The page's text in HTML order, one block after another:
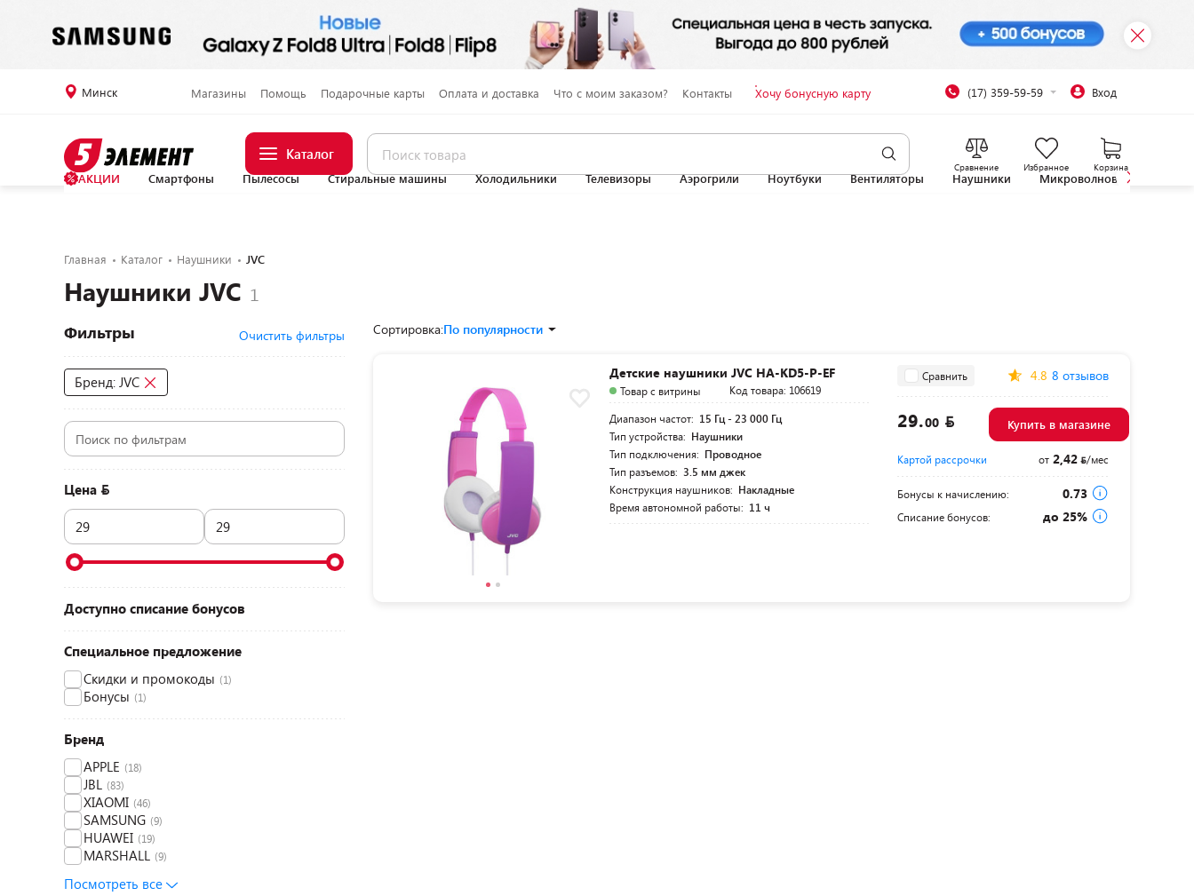
Минск Магазины Помощь Подарочные карты Оплата и доставка Что с моим заказом? Контакты Хочу бонусную карту (17) 359-59-59 Вход
Каталог
Сравнение Избранное Корзина
АКЦИИ Смартфоны Пылесосы Стиральные машины Холодильники Телевизоры Аэрогрили Ноутбуки Вентиляторы Наушники Микроволновые печи
Главная Каталог Наушники JVC
Наушники JVC
Фильтры Очистить фильтры
Бренд: JVC
Цена
Доступно списание бонусов
Специальное предложение
Скидки и промокоды (1)
Бонусы (1)
Бренд
APPLE (18)
JBL (83)
XIAOMI (46)
SAMSUNG (9)
HUAWEI (19)
MARSHALL (9)
Посмотреть все
Сортировка:По популярности
Детские наушники JVC HA-KD5-P-EF
Товар с витрины
Код товара: 106619
Диапазон частот: 15 Гц - 23 000 Гц
Тип устройства: Наушники
Тип подключения: Проводное
Тип разъемов: 3.5 мм джек
Конструкция наушников: Накладные
Время автономной работы: 11 ч
Сравнить 4.8 8 отзывов
29.00 Купить в магазине
Картой рассрочки от2,42 /мес
Бонусы к начислению: 0.73
Списание бонусов: до 25%